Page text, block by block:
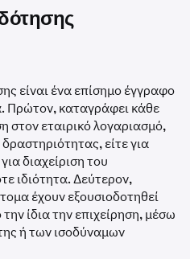
είναι ένα επίσημο έγγραφο
Πρώτον, καταγράφει κάθε
στον εταιρικό λογαριασμό,
είτε για
διαχείριση του
ιδιότητα. Δεύτερον,
έχουν εξουσιοδοτηθεί
ίδια την επιχείρηση, μέσω
ή των ισοδύναμων